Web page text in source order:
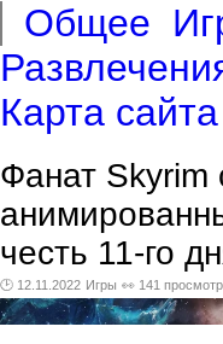
Общее
Карта сайта
Фанат Skyrim
честь 11-го
🕑 12.11.2022 Игры 👀 141